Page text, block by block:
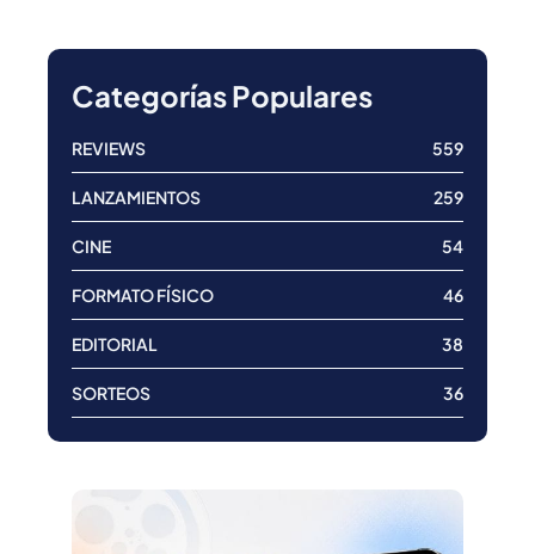
Categorías Populares
REVIEWS 559
LANZAMIENTOS 259
CINE 54
FORMATO FÍSICO 46
EDITORIAL 38
SORTEOS 36